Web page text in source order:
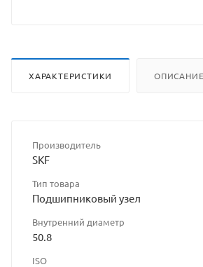
ХАРАКТЕРИСТИКИ ОПИСАНИЕ
Производитель
SKF
Тип товара
Подшипниковый узел
Внутренний диаметр
50.8
ISO